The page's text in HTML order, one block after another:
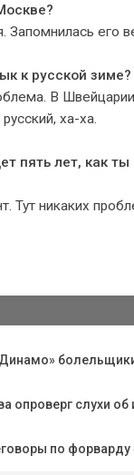
Запомнилась его
к русской зиме?
В
ха-ха.
пять лет, как
Тут никаких
опроверг слухи об
по форварду